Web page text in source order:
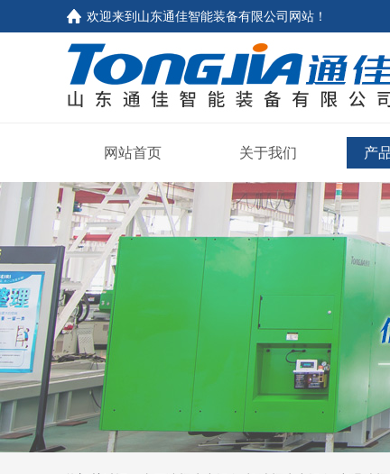
欢迎来到山东通佳智能装备有限公司网站！
网站首页 关于我们 产